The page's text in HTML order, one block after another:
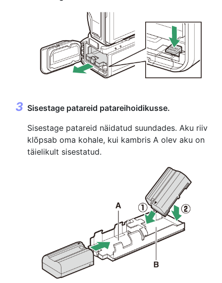
Sisestage patareid patareihoidikusse.
Sisestage patareid näidatud suundades. Aku riiv
klõpsab oma kohale, kui kambris A olev aku on
täielikult sisestatud.